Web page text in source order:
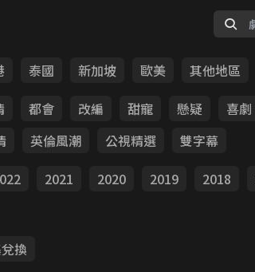
泰國 新加坡 歐美
其他地區
都會 改編 甜寵 懸疑 喜劇
英倫風潮 公視精選
雙字幕
2021 2020 2019 2018
換